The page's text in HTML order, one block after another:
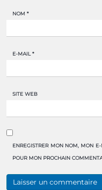
NOM *
E-MAIL*
SITE WEB
ENREGISTRER MON NOM, MON
POUR MON PROCHAIN